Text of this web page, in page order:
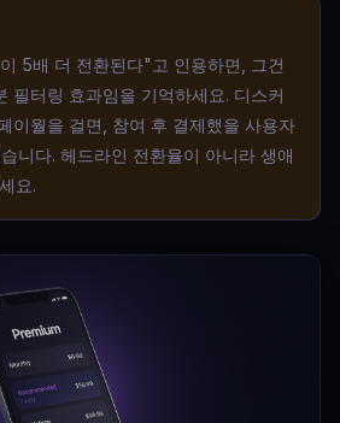
5배 더 전환된다"고 인용하면, 그건
필터링 효과임을 기억하세요. 디스커
이월을 걸면, 참여 후 결제했을 사용자
니다. 헤드라인 전환율이 아니라 생애
요.